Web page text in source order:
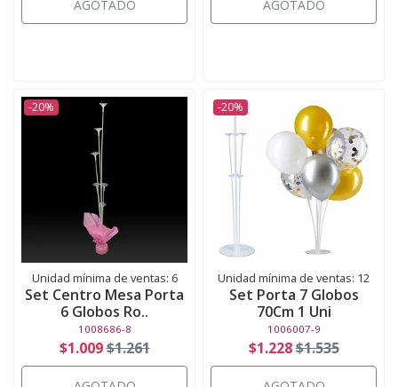
AGOTADO AGOTADO
-20%
Unidad mínima de ventas: 6
Set Centro Mesa Porta
6 Globos Ro..
1008686-8
$1.009$1.261
-20%
Unidad mínima de ventas: 12
Set Porta 7 Globos
70Cm 1 Uni
1006007-9
$1.228$1.535